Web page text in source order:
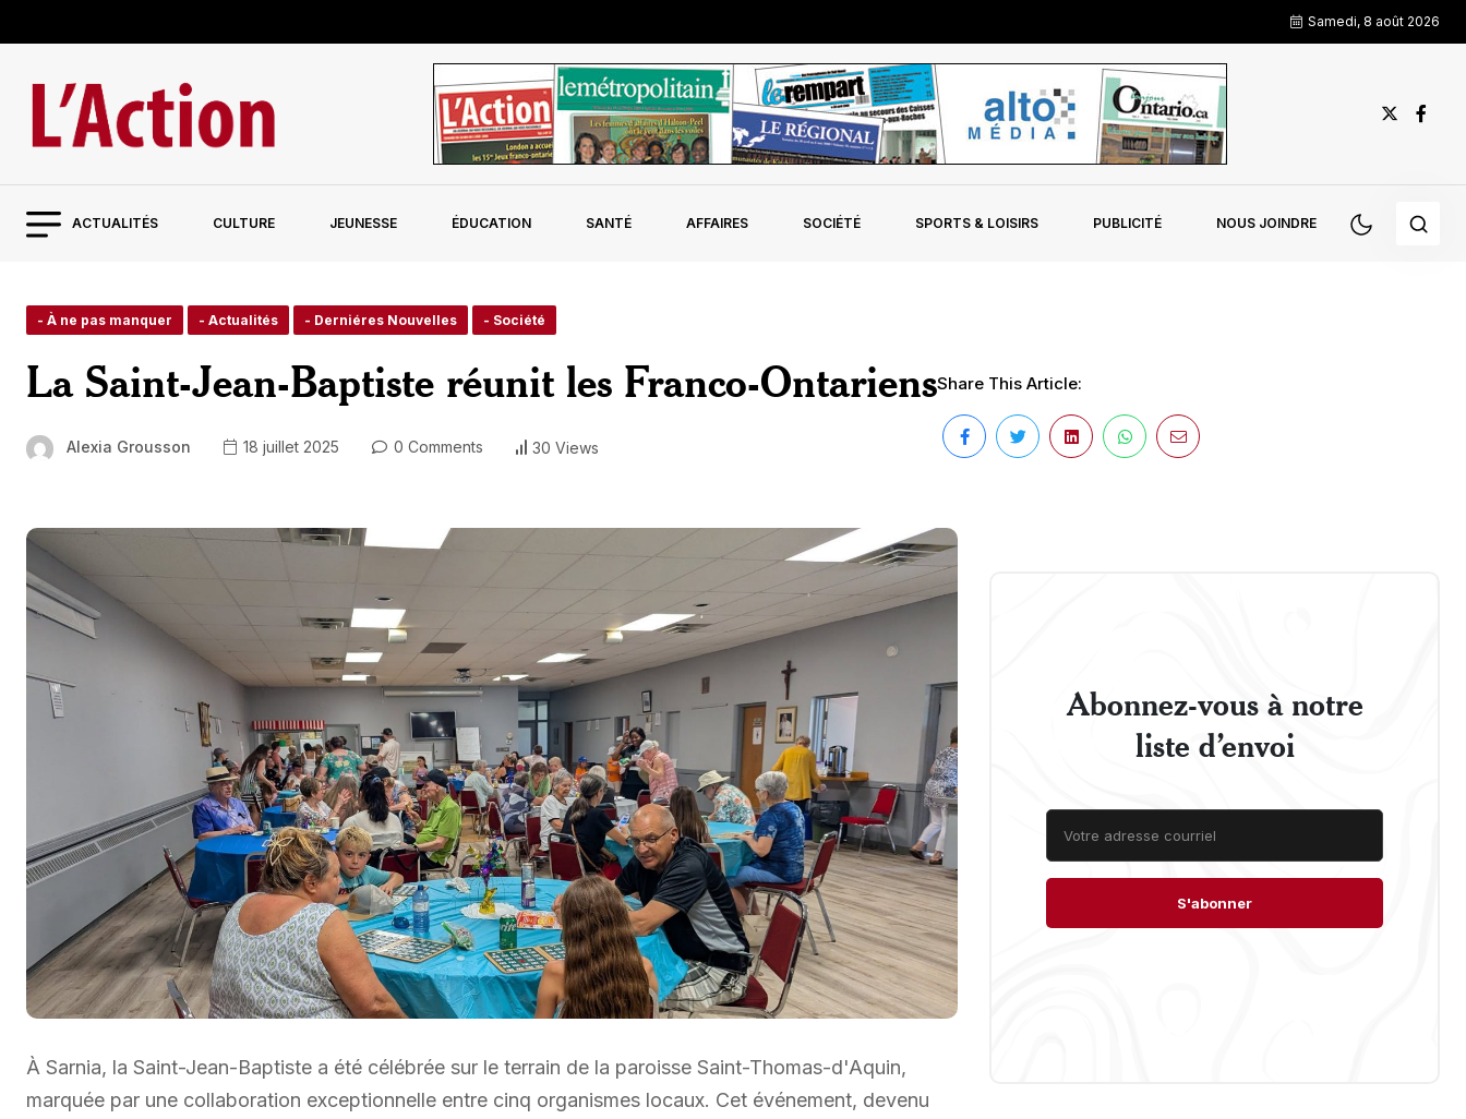
Samedi, 8 août 2026
ACTUALITÉS CULTURE JEUNESSE ÉDUCATION SANTÉ AFFAIRES SOCIÉTÉ SPORTS & LOISIRS PUBLICITÉ NOUS JOINDRE
- À ne pas manquer - Actualités - Derniéres Nouvelles - Société
La Saint-Jean-Baptiste réunit les Franco-Ontariens
Alexia Grousson 18 juillet 2025 0 Comments 30 Views
Share This Article:
À Sarnia, la Saint-Jean-Baptiste a été célébrée sur le terrain de la paroisse Saint-Thomas-d'Aquin,
marquée par une collaboration exceptionnelle entre cinq organismes locaux. Cet événement, devenu
Abonnez-vous à notre
liste d’envoi